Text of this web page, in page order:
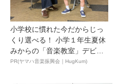
小学校に慣れた今だからじっ
くり選べる！ 小学１年生夏休
みからの「音楽教室」デビ
ュ...
PR(ヤマハ音楽振興会｜HugKum)